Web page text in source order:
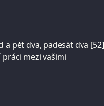
a pět dva, padesát dva [52]
mezi vašimi